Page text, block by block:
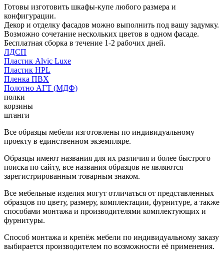
Готовы изготовить шкафы-купе любого размера и
конфигурации.
Декор и отделку фасадов можно выполнить под вашу задумку.
Возможно сочетание нескольких цветов в одном фасаде.
Бесплатная сборка в течение 1-2 рабочих дней.
ЛДСП
Пластик Alvic Luxe
Пластик HPL
Пленка ПВХ
Полотно АГТ (МДФ)
полки
корзины
штанги
Все образцы мебели изготовлены по индивидуальному
проекту в единственном экземпляре.
Образцы имеют названия для их различия и более быстрого
поиска по сайту, все названия образцов не являются
зарегистрированным товарным знаком.
Все мебельные изделия могут отличаться от представленных
образцов по цвету, размеру, комплектации, фурнитуре, а также
способами монтажа и производителями комплектующих и
фурнитуры.
Способ монтажа и крепёж мебели по индивидуальному заказу
выбирается производителем по возможности её применения.